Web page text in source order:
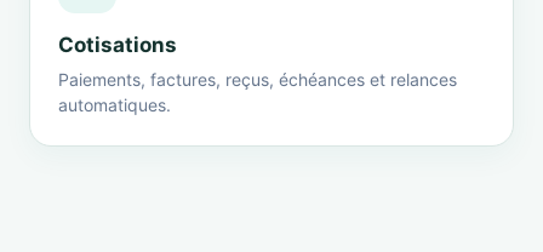
Cotisations
Paiements, factures, reçus, échéances et relances
automatiques.